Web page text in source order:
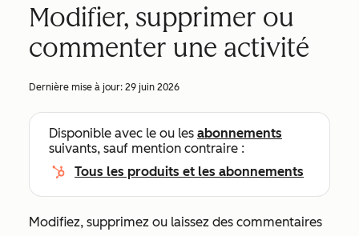
Modifier, supprimer ou
commenter une activité
Dernière mise à jour: 29 juin 2026
Disponible avec le ou les abonnements
suivants, sauf mention contraire :
Tous les produits et les abonnements
Modifiez, supprimez ou laissez des commentaires